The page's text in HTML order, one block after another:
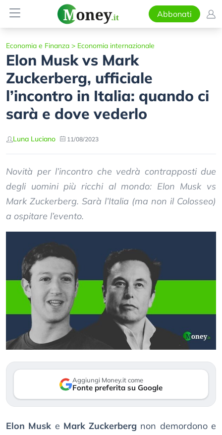
Abbonati
Economia e Finanza > Economia internazionale
Elon Musk vs Mark
Zuckerberg, ufficiale
l’incontro in Italia: quando ci
sarà e dove vederlo
Luna Luciano 11/08/2023
Novità per l’incontro che vedrà contrapposti due
degli uomini più ricchi al mondo: Elon Musk vs
Mark Zuckerberg. Sarà l’Italia (ma non il Colosseo)
a ospitare l’evento.
Aggiungi Money.it come
Fonte preferita su Google
Elon Musk e Mark Zuckerberg non demordono e